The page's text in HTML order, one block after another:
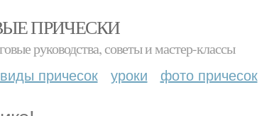
ПРИЧЕСКИ
руководства, советы и мастер-классы
виды причесок уроки фото причесок